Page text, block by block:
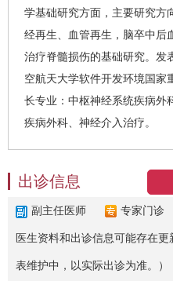
学基础研究方面，主要研究方
经再生、血管再生，脑卒中后
治疗脊髓损伤的基础研究。发
空航天大学软件开发环境国
长专业：中枢神经系统疾病外
疾病外科、神经介入治疗。
出诊信息
副主任医师 专家门诊
医生资料和出诊信息可能存在
表维护中，以实际出诊为准。）